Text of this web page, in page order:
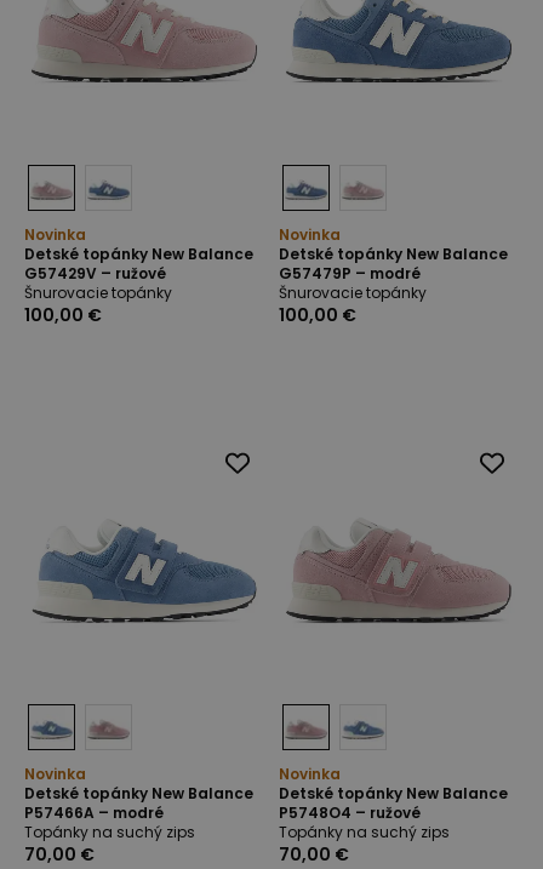
Novinka
Detské topánky New Balance
G57429V – ružové
Šnurovacie topánky
100,00 €
Novinka
Detské topánky New Balance
G57479P – modré
Šnurovacie topánky
100,00 €
Novinka
Detské topánky New Balance
P57466A – modré
Topánky na suchý zips
70,00 €
Novinka
Detské topánky New Balance
P5748O4 – ružové
Topánky na suchý zips
70,00 €